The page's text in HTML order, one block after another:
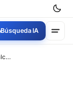
Búsqueda IA
En Agencia de Empleo Comfenalco Santander se habla de inclusión